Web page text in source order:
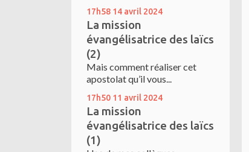
17h58 14 avril 2024
La mission
évangélisatrice des laïcs
(2)
Mais comment réaliser cet
apostolat qu’il vous...
17h50 11 avril 2024
La mission
évangélisatrice des laïcs
(1)